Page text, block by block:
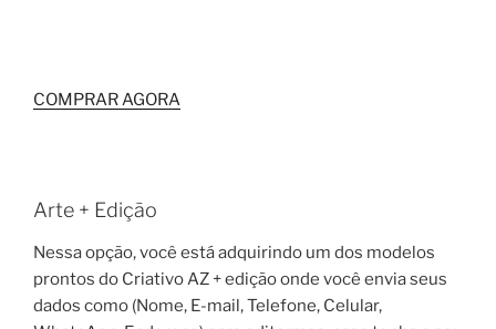
COMPRAR AGORA
Arte + Edição
Nessa opção, você está adquirindo um dos modelos
prontos do Criativo AZ + edição onde você envia seus
dados como (Nome, E-mail, Telefone, Celular,